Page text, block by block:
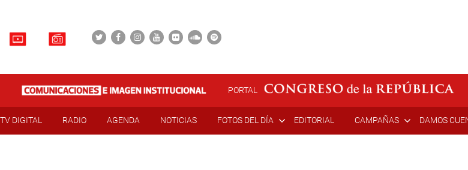
PORTAL
TV DIGITAL RADIO AGENDA NOTICIAS FOTOS DEL DÍA EDITORIAL CAMPAÑAS DAMOS